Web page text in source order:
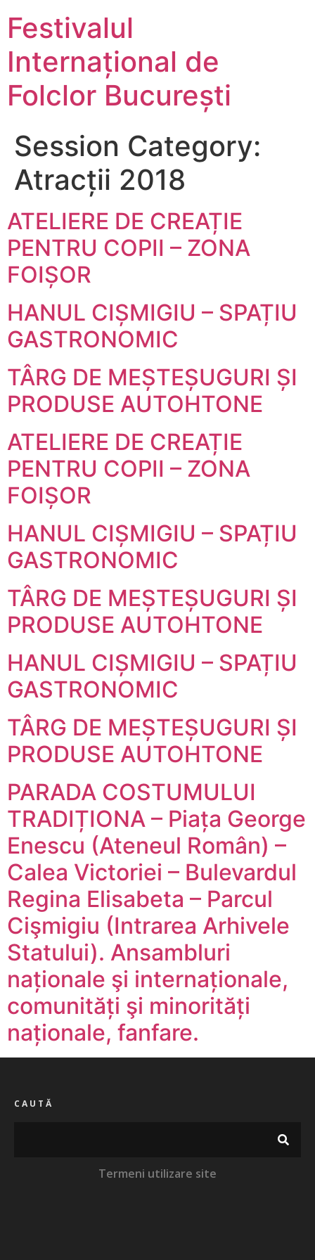
Festivalul
Internațional de
Folclor București
Session Category:
Atracții 2018
ATELIERE DE CREAȚIE
PENTRU COPII – ZONA
FOIȘOR
HANUL CIȘMIGIU – SPAȚIU
GASTRONOMIC
TÂRG DE MEȘTEȘUGURI ȘI
PRODUSE AUTOHTONE
ATELIERE DE CREAȚIE
PENTRU COPII – ZONA
FOIȘOR
HANUL CIȘMIGIU – SPAȚIU
GASTRONOMIC
TÂRG DE MEȘTEȘUGURI ȘI
PRODUSE AUTOHTONE
HANUL CIȘMIGIU – SPAȚIU
GASTRONOMIC
TÂRG DE MEȘTEȘUGURI ȘI
PRODUSE AUTOHTONE
PARADA COSTUMULUI
TRADIȚIONA – Piața George
Enescu (Ateneul Român) –
Calea Victoriei – Bulevardul
Regina Elisabeta – Parcul
Cişmigiu (Intrarea Arhivele
Statului). Ansambluri
naționale şi internaționale,
comunități şi minorități
naționale, fanfare.
CAUTĂ
Termeni utilizare site